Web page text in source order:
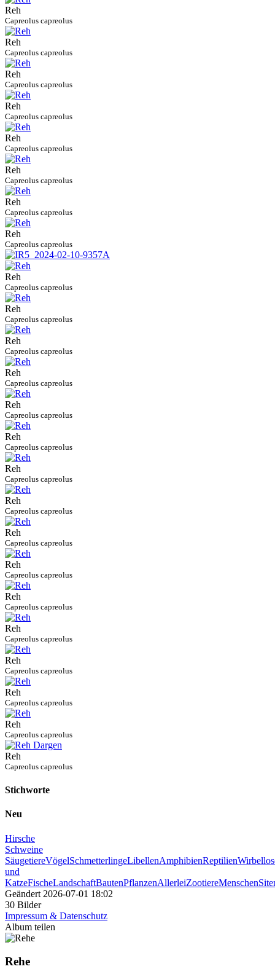
Reh
Capreolus capreolus
Reh
Capreolus capreolus
Reh
Capreolus capreolus
Reh
Capreolus capreolus
Reh
Capreolus capreolus
Reh
Capreolus capreolus
Reh
Capreolus capreolus
Reh
Capreolus capreolus
Reh
Capreolus capreolus
Reh
Capreolus capreolus
Reh
Capreolus capreolus
Reh
Capreolus capreolus
Reh
Capreolus capreolus
Reh
Capreolus capreolus
Reh
Capreolus capreolus
Reh
Capreolus capreolus
Reh
Capreolus capreolus
Reh
Capreolus capreolus
Reh
Capreolus capreolus
Reh
Capreolus capreolus
Reh
Capreolus capreolus
Reh
Capreolus capreolus
Reh
Capreolus capreolus
Reh
Capreolus capreolus
Stichworte
Neu
Hirsche
Schweine
SäugetiereVögelSchmetterlingeLibellenAmphibienReptilien
und
KatzeFischeLandschaftBautenPflanzenAllerleiZootiereMenschen
Geändert 2026-07-01 18:02
30 Bilder
Impressum & Datenschutz
Album teilen
Rehe